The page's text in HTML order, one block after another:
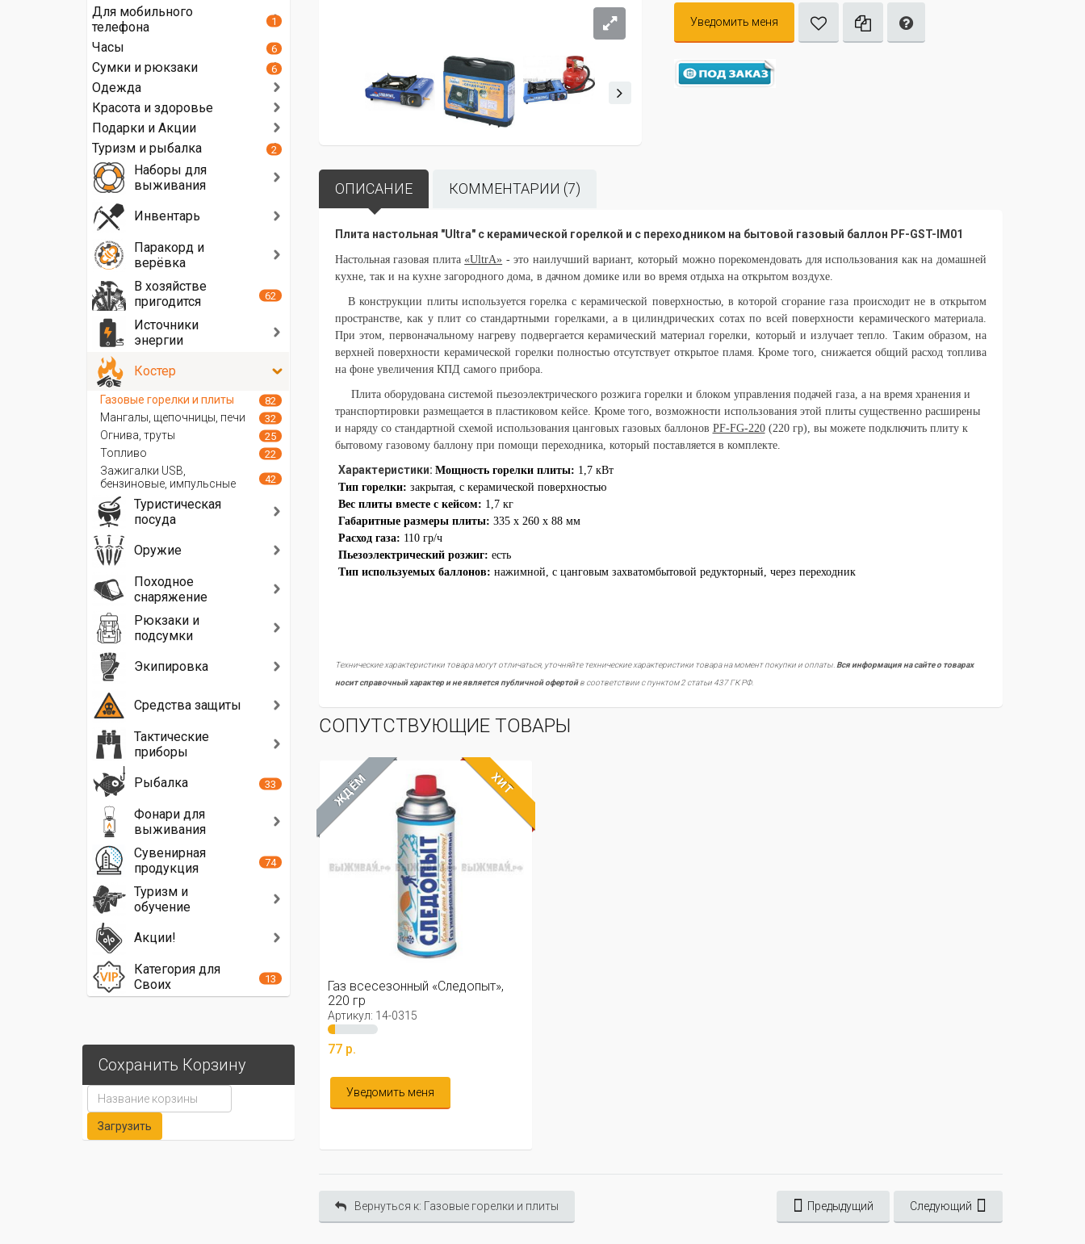
Уведомить меня
ОПИСАНИЕ КОММЕНТАРИИ (7)
Плита настольная "Ultra" с керамической горелкой и с переходником на бытовой газовый баллон PF-GST-IM01
Настольная газовая плита«UltrA» - это наилучший вариант, который можно порекомендовать для использования как на домашней
кухне, так и на кухне загородного дома, в дачном домике или во время отдыха на открытом воздухе.
В конструкции плиты используется горелка с керамической поверхностью, в которой сгорание газа происходит не в открытом
пространстве, как у плит со стандартными горелками, а в цилиндрических сотах по всей поверхности керамического материала.
При этом, первоначальному нагреву подвергается керамический материал горелки, который и излучает тепло. Таким образом, на
верхней поверхности керамической горелки полностью отсутствует открытое пламя. Кроме того, снижается общий расход топлива
на фоне увеличения КПД самого прибора.
Плита оборудована системой пьезоэлектрического розжига горелки и блоком управления подачей газа, а на время хранения и
транспортировки размещается в пластиковом кейсе. Кроме того, возможности использования этой плиты существенно расширены
и наряду со стандартной схемой использования цанговых газовых баллонов PF-FG-220(220 гр), вы можете подключить плиту к
бытовому газовому баллону при помощи переходника, который поставляется в комплекте.
Характеристики: Мощность горелки плиты: 1,7 кВт
Тип горелки: закрытая, с керамической поверхностью
Вес плиты вместе с кейсом: 1,7 кг
Габаритные размеры плиты: 335 х 260 х 88 мм
Расход газа: 110 гр/ч
Пьезоэлектрический розжиг: есть
Тип используемых баллонов: нажимной, с цанговым захватомбытовой редукторный, через переходник
Технические характеристики товара могут отличаться, уточняйте технические характеристики товара на момент покупки и оплаты.Вся информация на сайте о товарах
носит справочный характер и не является публичной офертойв соответствии с пунктом 2 статьи 437 ГК РФ.
СОПУТСТВУЮЩИЕ ТОВАРЫ
ЖДЁМ ХИТ
Газ всесезонный «Следопыт»,
220 гр
Артикул: 14-0315
77 р.
Уведомить меня
Вернуться к: Газовые горелки и плиты Предыдущий Следующий
Для мобильного
телефона
1
Часы 6
Сумки и рюкзаки 6
Одежда
Красота и здоровье
Подарки и Акции
Туризм и рыбалка
2
Наборы для
выживания
Инвентарь
Паракорд и
верёвка
В хозяйстве
пригодится
62
Источники
энергии
Костер
Газовые горелки и плиты 82
Мангалы, щепочницы, печи 32
Огнива, труты 25
Топливо 22
Зажигалки USB,
бензиновые, импульсные
42
Туристическая
посуда
Оружие
Походное
снаряжение
Рюкзаки и
подсумки
Экипировка
Средства защиты
Тактические
приборы
Рыбалка
33
Фонари для
выживания
Сувенирная
продукция
74
Туризм и
обучение
Акции!
Категория для
Своих
13
Сохранить Корзину